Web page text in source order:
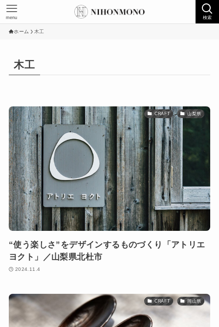
検索
menu
ホーム 木工
木工
CRAFT 山梨県
“使う楽しさ”をデザインするものづくり「アトリエ
ヨクト」／山梨県北杜市
2024.11.4
CRAFT 岡山県